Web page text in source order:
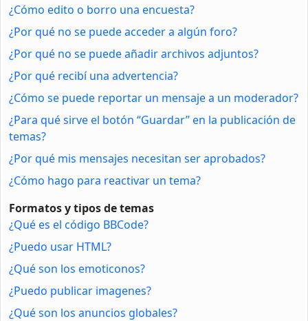
¿Cómo edito o borro una encuesta?
¿Por qué no se puede acceder a algún foro?
¿Por qué no se puede añadir archivos adjuntos?
¿Por qué recibí una advertencia?
¿Cómo se puede reportar un mensaje a un moderador?
¿Para qué sirve el botón “Guardar” en la publicación de
temas?
¿Por qué mis mensajes necesitan ser aprobados?
¿Cómo hago para reactivar un tema?
Formatos y tipos de temas
¿Qué es el código BBCode?
¿Puedo usar HTML?
¿Qué son los emoticonos?
¿Puedo publicar imagenes?
¿Qué son los anuncios globales?